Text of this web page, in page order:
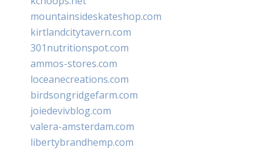
mountainsideskateshop.com
kirtlandcitytavern.com
301nutritionspot.com
ammos-stores.com
loceanecreations.com
birdsongridgefarm.com
joiedevivblog.com
valera-amsterdam.com
libertybrandhemp.com